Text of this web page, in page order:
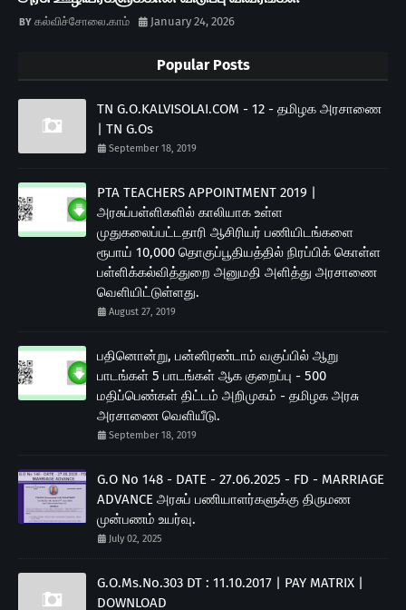
கல்விச்சோலை.காம் January 24, 2026
Popular Posts
TN G.O.KALVISOLAI.COM - 12 - தமிழக அரசாணை
| TN G.Os
September 18, 2019
PTA TEACHERS APPOINTMENT 2019 |
அரசுப்பள்ளிகளில் காலியாக உள்ள
முதுகலைப்பட்டதாரி ஆசிரியர் பணியிடங்களை
ரூபாய் 10,000 தொகுப்பூதியத்தில் நிரப்பிக் கொள்ள
பள்ளிக்கல்வித்துறை அனுமதி அளித்து அரசாணை
வெளியிட்டுள்ளது.
August 27, 2019
பதினொன்று, பன்னிரண்டாம் வகுப்பில் ஆறு
பாடங்கள் 5 பாடங்கள் ஆக குறைப்பு - 500
மதிப்பெண்கள் திட்டம் அறிமுகம் - தமிழக அரசு
அரசாணை வெளியீடு.
September 18, 2019
G.O No 148 - DATE - 27.06.2025 - FD - MARRIAGE
ADVANCE அரசுப் பணியாளர்களுக்கு திருமண
முன்பணம் உயர்வு.
July 02, 2025
G.O.Ms.No.303 DT : 11.10.2017 | PAY MATRIX |
DOWNLOAD